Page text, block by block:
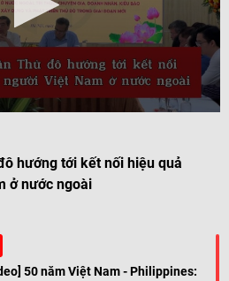
hướng tới kết nối hiệu quả
ở nước ngoài
50 năm Việt Nam - Philippines: